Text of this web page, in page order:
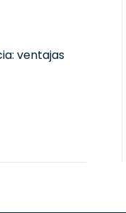
ventajas